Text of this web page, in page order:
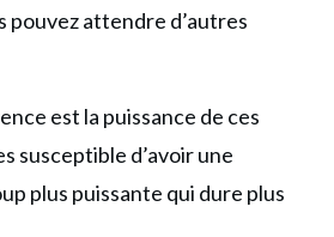
pouvez attendre d’autres
est la puissance de ces
susceptible d’avoir une
plus puissante qui dure plus